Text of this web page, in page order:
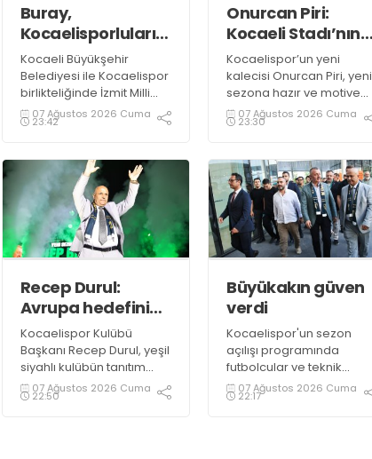
Buray,
Kocaelisporluları
mest etti
Kocaeli Büyükşehir
Belediyesi ile Kocaelispor
birlikteliğinde İzmit Milli
İrade Meydanı’nda
düzenlenen Kocaelispor
sevilen sanatçı Buray,
verdiği konserle meydanı
inletti.
07 Ağustos 2026 Cuma
23:42
Onurcan Piri:
Kocaeli Stadı’nın
atmosferini
biliyorum
Kocaelispor’un yeni
kalecisi Onurcan Piri, yeni
sezona hazır ve motive
olduklarını ifade etti.
07 Ağustos 2026 Cuma
23:30
Recep Durul:
Avrupa hedefini
sonuna kadar
kovalayacağız!
Kocaelispor Kulübü
Başkanı Recep Durul, yeşil
siyahlı kulübün tanıtım
gecesinde yeni tarihler
yazacaklarını ifade etti.
07 Ağustos 2026 Cuma
22:50
Büyükakın güven
verdi
Kocaelispor'un sezon
açılışı programında
futbolcular ve teknik
heyetle bir araya gelen
Başkan Tahir Büyükakın,
07 Ağustos 2026 Cuma
22:17